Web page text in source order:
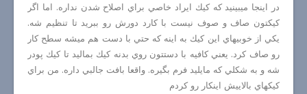
در اينجا ميبينيد كه كيك ايراد خاصي براي اصلاح شدن نداره. اما اگر
كيكتون صاف و صوف نيست با كارد دورش رو ببريد تا تنظيم شه.
يكي از خوبيهاي اين كيك به اينه كه حتي با دست هم ميشه سطح كار
رو صاف كرد. يعني كافيه با دستتون روي بدنه كيك بماليد تا كيك پودر
شه و به شكلي كه مايليد فرم بگيره. واقعا بافت جالبي داره. من براي
كيكهاي بالاييش اينكار رو كردم